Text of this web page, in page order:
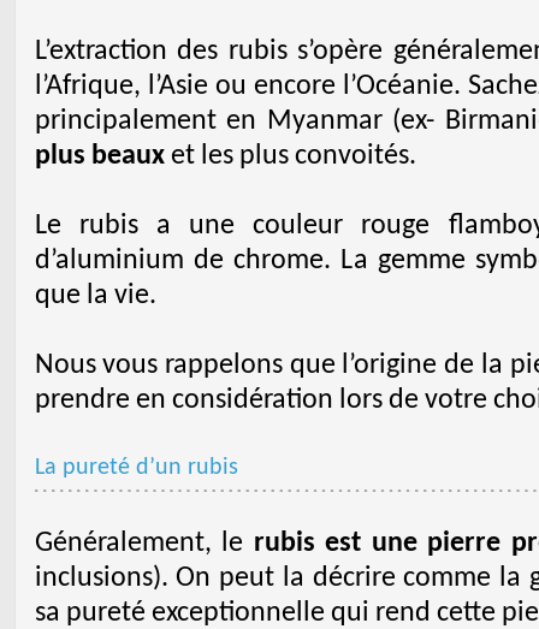
L’extraction des rubis s’opère
l’Afrique, l’Asie ou encore l’Océanie.
principalement en Myanmar (ex-
plus beauxet les plus convoités.
Le rubis a une couleur rouge
d’aluminium de chrome. La gemme
que la vie.
Nous vous rappelons que l’origine de la
prendre en considération lors de votre
La pureté d’un rubis
Généralement, le rubis est une pierre
inclusions). On peut la décrire comme la
sa pureté exceptionnelle qui rend cette